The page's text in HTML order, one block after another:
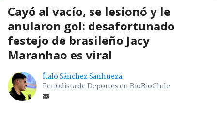
Cayó al vacío, se lesionó y le
anularon gol: desafortunado
festejo de brasileño Jacy
Maranhao es viral
Ítalo Sánchez Sanhueza
Periodista de Deportes en BioBioChile